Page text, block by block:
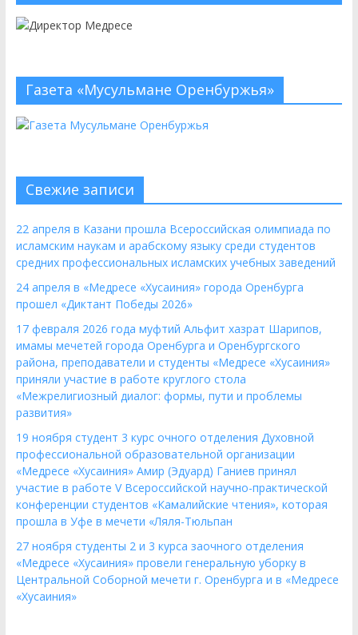
Газета «Мусульмане Оренбуржья»
Свежие записи
22 апреля в Казани прошла Всероссийская олимпиада по
исламским наукам и арабскому языку среди студентов
средних профессиональных исламских учебных заведений
24 апреля в «Медресе «Хусаиния» города Оренбурга
прошел «Диктант Победы 2026»
17 февраля 2026 года муфтий Альфит хазрат Шарипов,
имамы мечетей города Оренбурга и Оренбургского
района, преподаватели и студенты «Медресе «Хусаиния»
приняли участие в работе круглого стола
«Межрелигиозный диалог: формы, пути и проблемы
развития»
19 ноября студент 3 курс очного отделения Духовной
профессиональной образовательной организации
«Медресе «Хусаиния» Амир (Эдуард) Ганиев принял
участие в работе V Всероссийской научно-практической
конференции студентов «Камалийские чтения», которая
прошла в Уфе в мечети «Ляля-Тюльпан
27 ноября студенты 2 и 3 курса заочного отделения
«Медресе «Хусаиния» провели генеральную уборку в
Центральной Соборной мечети г. Оренбурга и в «Медресе
«Хусаиния»